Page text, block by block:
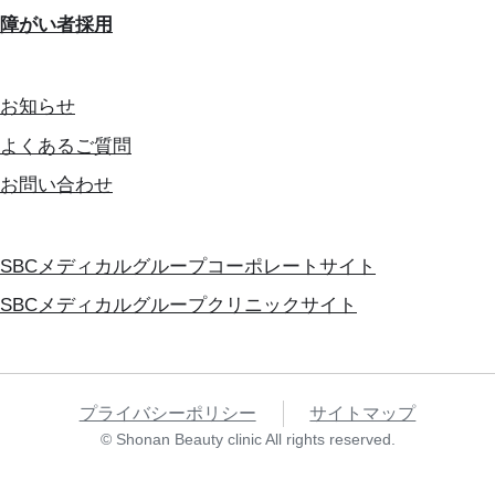
障がい者採用
お知らせ
よくあるご質問
お問い合わせ
SBCメディカルグループコーポレートサイト
SBCメディカルグループクリニックサイト
プライバシーポリシー サイトマップ
© Shonan Beauty clinic All rights reserved.